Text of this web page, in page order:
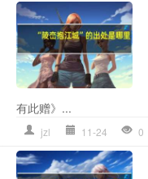
有此赠》...
jzl 11-24 0